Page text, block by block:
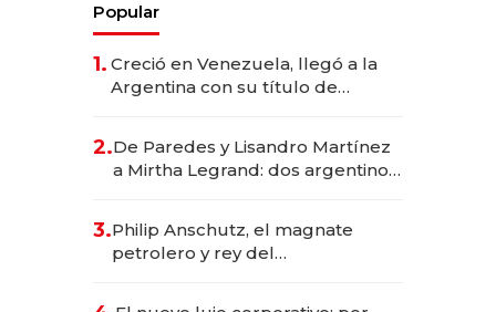
Popular
1. Creció en Venezuela, llegó a la
Argentina con su título de
las marcas "fast premium"
2.De Paredes y Lisandro Martínez
a Mirtha Legrand: dos argentinos
3.Philip Anschutz, el magnate
petrolero y rey del